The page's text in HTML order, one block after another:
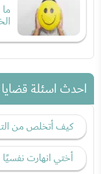
احدث اسئلة
كيف أتخلص من
أختي انهارت نفسيًا